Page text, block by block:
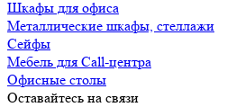
Шкафы для офиса
Металлические шкафы, стеллажи
Сейфы
Мебель для Call-центра
Офисные столы
Оставайтесь на связи